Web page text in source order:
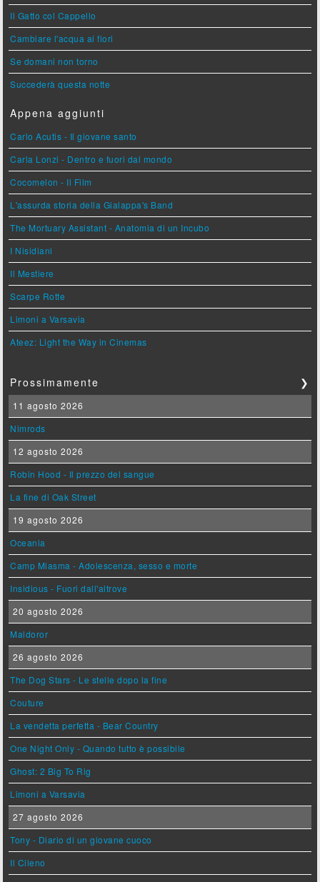
Il Gatto col Cappello
Cambiare l'acqua ai fiori
Se domani non torno
Succederà questa notte
Appena aggiunti
Carlo Acutis - Il giovane santo
Carla Lonzi - Dentro e fuori dal mondo
Cocomelon - Il Film
L'assurda storia della Gialappa's Band
The Mortuary Assistant - Anatomia di un Incubo
I Nisidiani
Il Mestiere
Scarpe Rotte
Limoni a Varsavia
Ateez: Light the Way in Cinemas
Prossimamente ❯
11 agosto 2026
Nimrods
12 agosto 2026
Robin Hood - Il prezzo del sangue
La fine di Oak Street
19 agosto 2026
Oceania
Camp Miasma - Adolescenza, sesso e morte
Insidious - Fuori dall'altrove
20 agosto 2026
Maldoror
26 agosto 2026
The Dog Stars - Le stelle dopo la fine
Couture
La vendetta perfetta - Bear Country
One Night Only - Quando tutto è possibile
Ghost: 2 Big To Rig
Limoni a Varsavia
27 agosto 2026
Tony - Diario di un giovane cuoco
Il Cileno